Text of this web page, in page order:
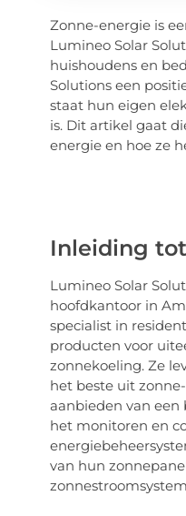
Zonne-energie is
Lumineo Solar
huishoudens en
Solutions een
staat hun eigen
is. Dit artikel gaat
energie en hoe ze
Inleiding
Lumineo Solar
hoofdkantoor in
specialist in
producten voor
zonnekoeling. Ze
het beste uit
aanbieden van een
het monitoren en
van hun